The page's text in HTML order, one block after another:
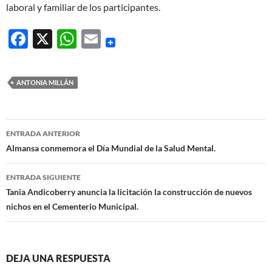
laboral y familiar de los participantes.
F
e
b
o
o
k
X
W
at
s
A
p
p
E
ANTONIA MILLÁN
Navegación
de
entradas
ENTRADA ANTERIOR
Almansa conmemora el Día Mundial de la Salud Mental.
ENTRADA SIGUIENTE
Tania Andicoberry anuncia la licitación la construcción de nuevos
nichos en el Cementerio Municipal.
DEJA UNA RESPUESTA